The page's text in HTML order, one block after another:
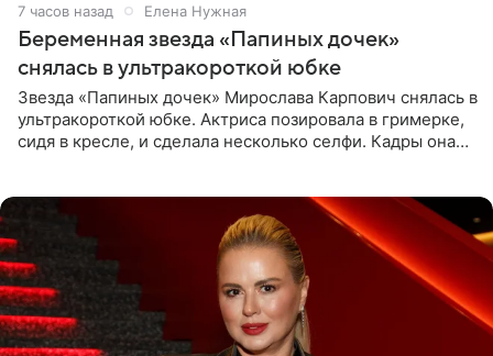
7 часов назад Елена Нужная
Беременная звезда «Папиных дочек»
снялась в ультракороткой юбке
Звезда «Папиных дочек» Мирослава Карпович снялась в
ультракороткой юбке. Актриса позировала в гримерке,
сидя в кресле, и сделала несколько селфи. Кадры она